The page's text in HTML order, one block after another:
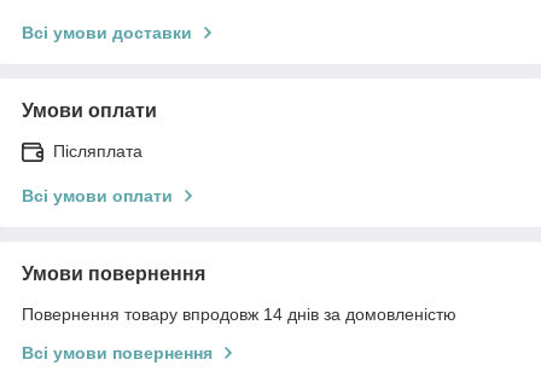
Всі умови доставки
Умови оплати
Післяплата
Всі умови оплати
Умови повернення
Повернення товару впродовж 14 днів за домовленістю
Всі умови повернення